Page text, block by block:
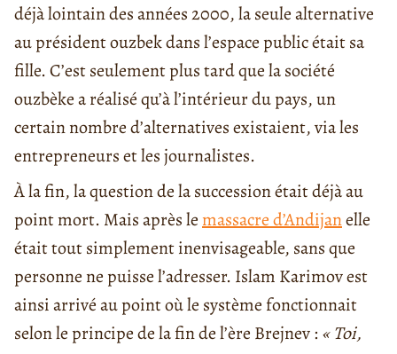
déjà lointain des années 2000, la seule alternative
au président ouzbek dans l’espace public était sa
fille. C’est seulement plus tard que la société
ouzbèke a réalisé qu’à l’intérieur du pays, un
certain nombre d’alternatives existaient, via les
entrepreneurs et les journalistes.
À la fin, la question de la succession était déjà au
point mort. Mais après lemassacre d’Andijanelle
était tout simplement inenvisageable, sans que
personne ne puisse l’adresser. Islam Karimov est
ainsi arrivé au point où le système fonctionnait
selon le principe de la fin de l’ère Brejnev : « Toi,